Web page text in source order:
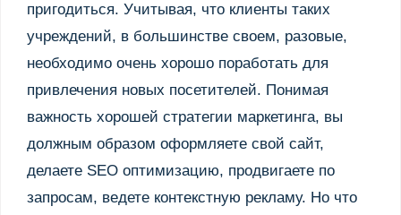
пригодиться. Учитывая, что клиенты таких
учреждений, в большинстве своем, разовые,
необходимо очень хорошо поработать для
привлечения новых посетителей. Понимая
важность хорошей стратегии маркетинга, вы
должным образом оформляете свой сайт,
делаете SEO оптимизацию, продвигаете по
запросам, ведете контекстную рекламу. Но что